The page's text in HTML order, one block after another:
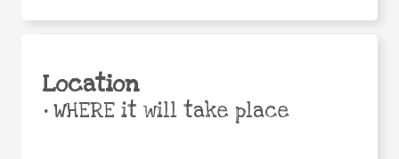
Location
•WHERE it will take place